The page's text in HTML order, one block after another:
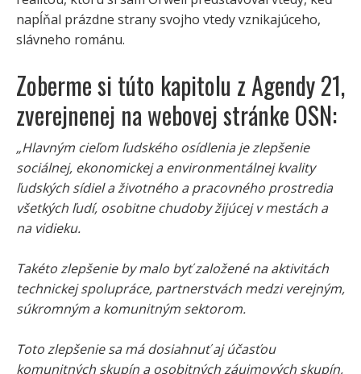
napĺňal prázdne strany svojho vtedy vznikajúceho,
slávneho románu.
Zoberme si túto kapitolu z Agendy 21,
zverejnenej na webovej stránke OSN:
„Hlavným cieľom ľudského osídlenia je zlepšenie
sociálnej, ekonomickej a environmentálnej kvality
ľudských sídiel a životného a pracovného prostredia
všetkých ľudí, osobitne chudoby žijúcej v mestách a
na vidieku.
Takéto zlepšenie by malo byť založené na aktivitách
technickej spolupráce, partnerstvách medzi verejným,
súkromným a komunitným sektorom.
Toto zlepšenie sa má dosiahnuť aj účasťou
komunitných skupín a osobitných záujmových skupín,